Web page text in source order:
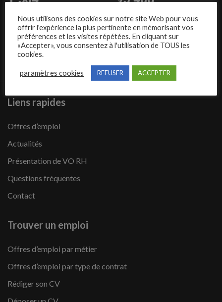
Entreprises Candidats
Nous suivre
Liens rapides
Offres d’emploi
Actualités
Présentation de VO RH
Questions fréquentes
Contact
Trouver un emploi
Offres d’emploi par métier
Offres d’emploi par type de contrat
Rédiger son CV
Nous utilisons des cookies sur notre site Web pour vous
offrir l'expérience la plus pertinente en mémorisant vos
préférences et les visites répétées. En cliquant sur
«Accepter», vous consentez à l'utilisation de TOUS les
cookies.
paramètres cookies REFUSER ACCEPTER